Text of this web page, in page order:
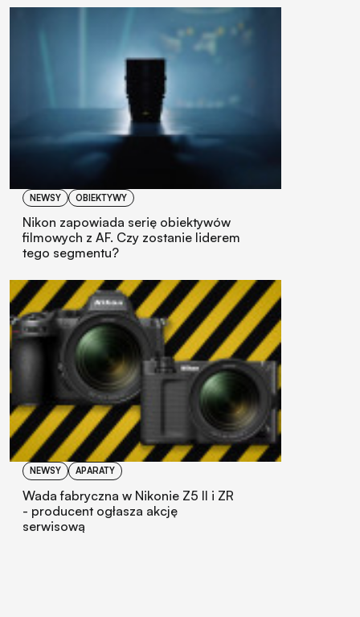
NEWSY OBIEKTYWY
Nikon zapowiada serię obiektywów
filmowych z AF. Czy zostanie liderem
tego segmentu?
NEWSY APARATY
Wada fabryczna w Nikonie Z5 II i ZR
- producent ogłasza akcję
serwisową